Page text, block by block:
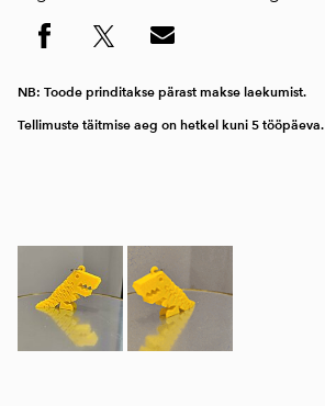
NB: Toode prinditakse pärast makse laekumist.
Tellimuste täitmise aeg on hetkel kuni 5 tööpäeva.